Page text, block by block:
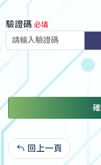
驗證碼 必填
回上一頁